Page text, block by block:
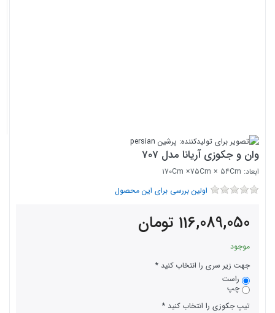
وان و جکوزی آریانا مدل 707
ابعاد: ۱7۰Cm ×75Cm × 54Cm
اولین بررسی برای این محصول
116,089,050 تومان
موجود
جهت زیر سری را انتخاب کنید
راست
چپ
تیپ جکوزی را انتخاب کنید